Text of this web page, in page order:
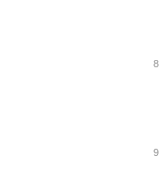
8
9